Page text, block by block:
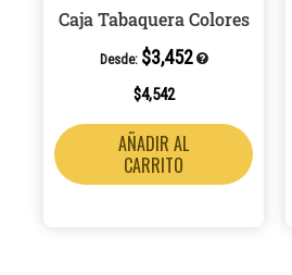
Caja Tabaquera Colores
Desde: $3,452
$4,542
AÑADIR AL
CARRITO